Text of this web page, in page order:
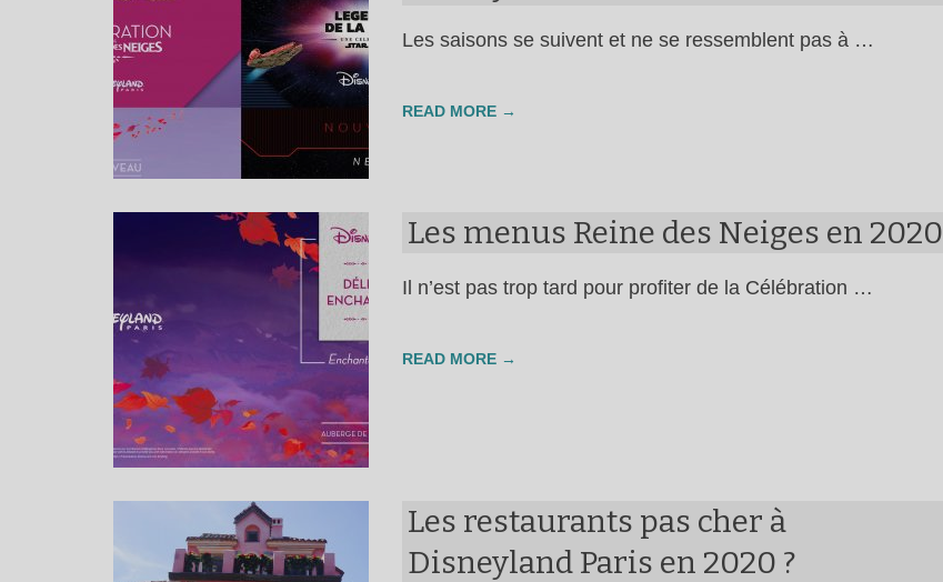
Les saisons se suivent et ne se ressemblent pas à …
READ MORE →
Les menus Reine des Neiges en 2020
Il n’est pas trop tard pour profiter de la Célébration …
READ MORE →
Les restaurants pas cher à
Disneyland Paris en 2020 ?